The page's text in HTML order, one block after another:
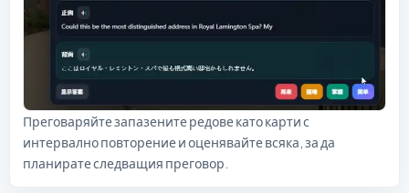
Преговаряйте запазените редове като карти с
интервално повторение и оценявайте всяка, за да
планирате следващия преговор.